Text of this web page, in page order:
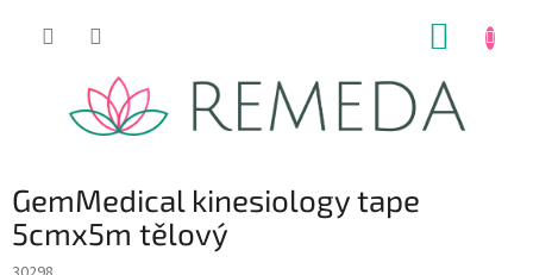
GemMedical kinesiology tape
5cmx5m tělový